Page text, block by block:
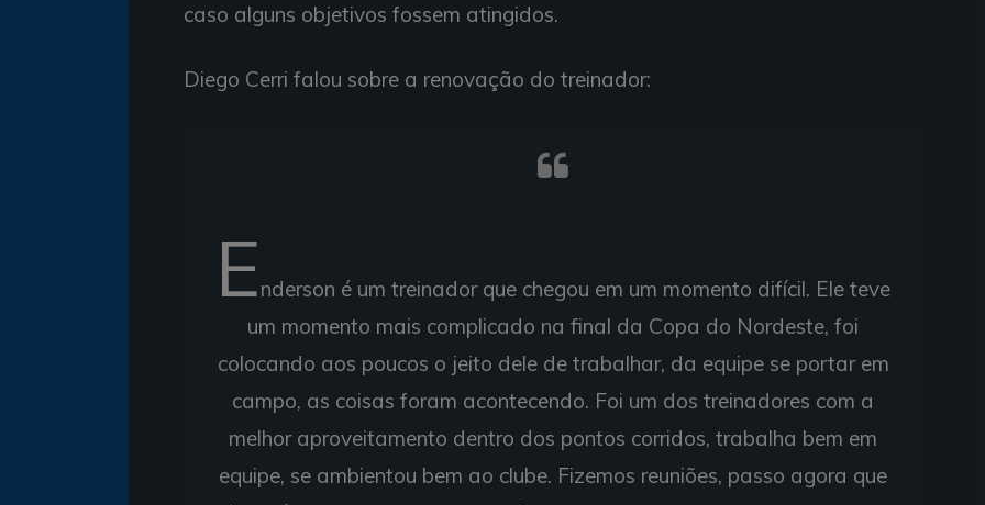
caso alguns objetivos fossem atingidos.
Diego Cerri falou sobre a renovação do treinador:
Enderson é um treinador que chegou em um momento difícil. Ele teve
um momento mais complicado na final da Copa do Nordeste, foi
colocando aos poucos o jeito dele de trabalhar, da equipe se portar em
campo, as coisas foram acontecendo. Foi um dos treinadores com a
melhor aproveitamento dentro dos pontos corridos, trabalha bem em
equipe, se ambientou bem ao clube. Fizemos reuniões, passo agora que